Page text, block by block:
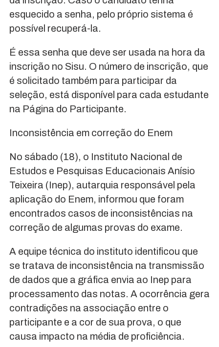
esquecido a senha, pelo próprio sistema é
possível recuperá-la.
É essa senha que deve ser usada na hora da
inscrição no Sisu. O número de inscrição, que
é solicitado também para participar da
seleção, está disponível para cada estudante
na Página do Participante.
Inconsistência em correção do Enem
No sábado (18), o Instituto Nacional de
Estudos e Pesquisas Educacionais Anísio
Teixeira (Inep), autarquia responsável pela
aplicação do Enem, informou que foram
encontrados casos de inconsistências na
correção de algumas provas do exame.
A equipe técnica do instituto identificou que
se tratava de inconsistência na transmissão
de dados que a gráfica envia ao Inep para
processamento das notas. A ocorrência gera
contradições na associação entre o
participante e a cor de sua prova, o que
causa impacto na média de proficiência.